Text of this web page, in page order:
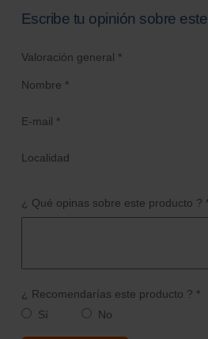
Escribe tu opinión sobre
Valoración general *
Nombre *
E-mail *
Localidad
¿ Qué opinas sobre este producto ? *
¿ Recomendarías este producto ? *
Sí
No